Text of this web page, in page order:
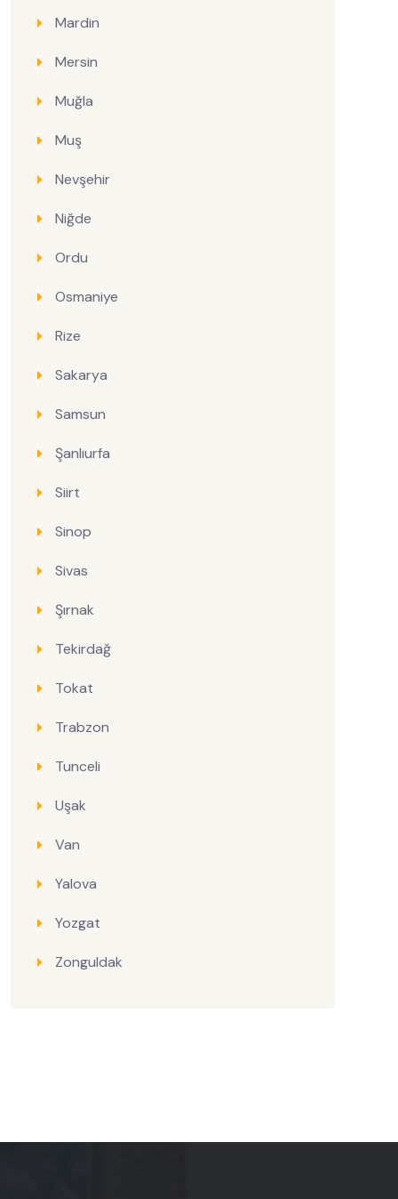
Mardin
Mersin
Muğla
Muş
Nevşehir
Niğde
Ordu
Osmaniye
Rize
Sakarya
Samsun
Şanlıurfa
Siirt
Sinop
Sivas
Şırnak
Tekirdağ
Tokat
Trabzon
Tunceli
Uşak
Van
Yalova
Yozgat
Zonguldak